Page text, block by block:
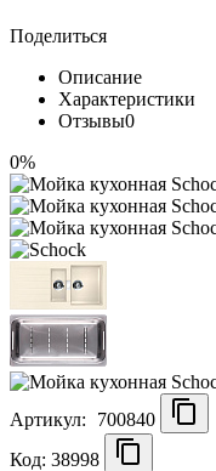
Поделиться
Описание
Характеристики
Отзывы0
0%
Артикул:
700840
Код: 38998